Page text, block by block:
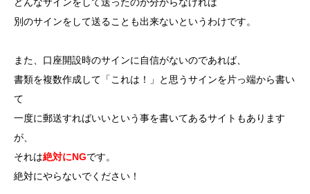
どんなサインをして送ったのか分からなければ
別のサインをして送ることも出来ないというわけです。
また、口座開設時のサインに自信がないのであれば、
書類を複数作成して「これは！」と思うサインを片っ端から書い
て
一度に郵送すればいいという事を書いてあるサイトもあります
が、
それは絶対にNGです。
絶対にやらないでください！